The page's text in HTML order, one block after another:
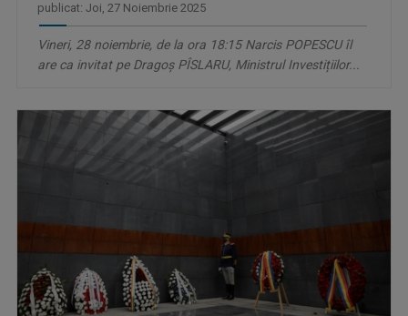
publicat: Joi, 27 Noiembrie 2025
Vineri, 28 noiembrie, de la ora 18:15 Narcis POPESCU îl
are ca invitat pe Dragoş PÎSLARU, Ministrul Investițiilor...